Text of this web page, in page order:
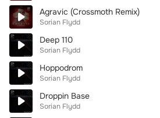
Agravic (Crossmoth Remix)
Sorian Flydd
Deep 110
Sorian Flydd
Hoppodrom
Sorian Flydd
Droppin Base
Sorian Flydd